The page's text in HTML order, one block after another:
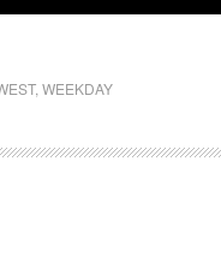
, WEEKDAY